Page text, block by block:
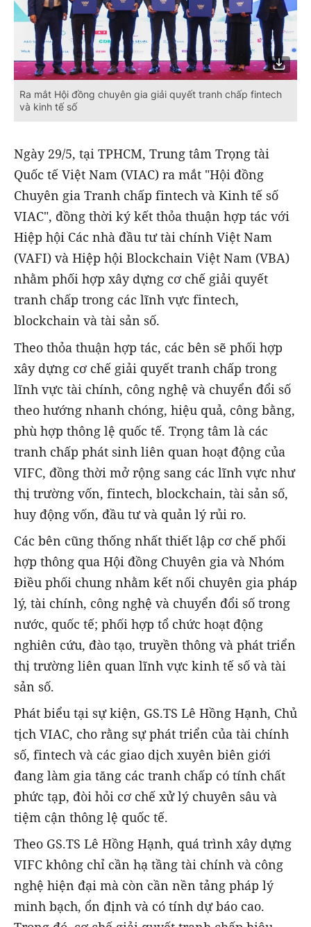
Ra mắt Hội đồng chuyên gia giải quyết tranh chấp fintech
và kinh tế số
Ngày 29/5, tại TPHCM, Trung tâm Trọng tài
Quốc tế Việt Nam (VIAC) ra mắt "Hội đồng
Chuyên gia Tranh chấp fintech và Kinh tế số
VIAC", đồng thời ký kết thỏa thuận hợp tác với
Hiệp hội Các nhà đầu tư tài chính Việt Nam
(VAFI) và Hiệp hội Blockchain Việt Nam (VBA)
nhằm phối hợp xây dựng cơ chế giải quyết
tranh chấp trong các lĩnh vực fintech,
blockchain và tài sản số.
Theo thỏa thuận hợp tác, các bên sẽ phối hợp
xây dựng cơ chế giải quyết tranh chấp trong
lĩnh vực tài chính, công nghệ và chuyển đổi số
theo hướng nhanh chóng, hiệu quả, công bằng,
phù hợp thông lệ quốc tế. Trọng tâm là các
tranh chấp phát sinh liên quan hoạt động của
VIFC, đồng thời mở rộng sang các lĩnh vực như
thị trường vốn, fintech, blockchain, tài sản số,
huy động vốn, đầu tư và quản lý rủi ro.
Các bên cũng thống nhất thiết lập cơ chế phối
hợp thông qua Hội đồng Chuyên gia và Nhóm
Điều phối chung nhằm kết nối chuyên gia pháp
lý, tài chính, công nghệ và chuyển đổi số trong
nước, quốc tế; phối hợp tổ chức hoạt động
nghiên cứu, đào tạo, truyền thông và phát triển
thị trường liên quan lĩnh vực kinh tế số và tài
sản số.
Phát biểu tại sự kiện, GS.TS Lê Hồng Hạnh, Chủ
tịch VIAC, cho rằng sự phát triển của tài chính
số, fintech và các giao dịch xuyên biên giới
đang làm gia tăng các tranh chấp có tính chất
phức tạp, đòi hỏi cơ chế xử lý chuyên sâu và
tiệm cận thông lệ quốc tế.
Theo GS.TS Lê Hồng Hạnh, quá trình xây dựng
VIFC không chỉ cần hạ tầng tài chính và công
nghệ hiện đại mà còn cần nền tảng pháp lý
minh bạch, ổn định và có tính dự báo cao.